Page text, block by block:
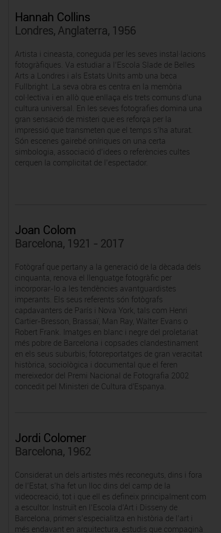
Hannah Collins
Londres, Anglaterra, 1956
Artista i cineasta, coneguda per les seves instal·lacions
fotogràfiques. Va estudiar a l’Escola Slade de Belles
Arts a Londres i als Estats Units amb una beca
Fullbright. La seva obra es centra en la memòria
col·lectiva i en allò que enllaça els trets comuns d’una
cultura universal. En les seves fotografies domina una
gran sensació de misteri que es reforça per la
impressió que transmeten que el temps s’ha aturat.
Són escenes gairebé oníriques on una certa
simbologia, associació d’idees o referències cultes
cerquen la complicitat de l’espectador.
Joan Colom
Barcelona, 1921 - 2017
Fotògraf que pertany a la generació de la dècada dels
cinquanta, renova el llenguatge fotogràfic per
incorporar-lo a les tendències avantguardistes
imperants. Els seus referents són fotògrafs
capdavanters de París i Nova York, tals com Henri
Cartier-Bresson, Brassaï, Man Ray, Walter Evans o
Robert Frank. Imatges en blanc i negre del proletariat
més pobre de Barcelona i copsades clandestinament
en els seus suburbis; fotoreportatges de gran veracitat
històrica, sociològica i documental que el feren
mereixedor del Premi Nacional de Fotografia 2002
concedit pel Ministeri de Cultura d'Espanya.
Jordi Colomer
Barcelona, 1962
Considerat un dels artistes més reconeguts, dins i fora
de l’Estat, s’ha fet un lloc dins del camp de la
videocreació, tot i que ell es defineix principalment com
a escultor. Instruït en l’Escola d’Art i Disseny de
Barcelona, primer s’especialitza en història de l’art i
més endavant en arquitectura, estudis que compaginà